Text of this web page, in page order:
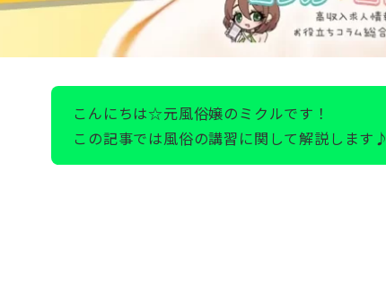
こんにちは☆元風俗嬢のミクルです！
この記事では風俗の講習に関して解説します♪